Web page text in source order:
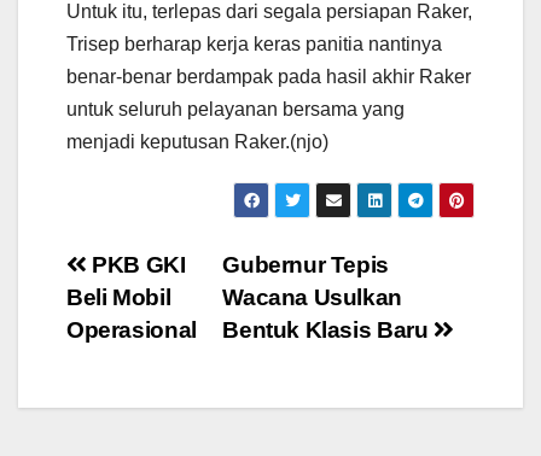
Untuk itu, terlepas dari segala persiapan Raker,
Trisep berharap kerja keras panitia nantinya
benar-benar berdampak pada hasil akhir Raker
untuk seluruh pelayanan bersama yang
menjadi keputusan Raker.(njo)
Post
navigation
Gubernur Tepis
Wacana Usulkan
Bentuk Klasis Baru
PKB GKI
Beli Mobil
Operasional